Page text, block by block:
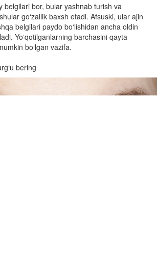
belgilari bor, bular yashnab turish va
go‘zallik baxsh etadi. Afsuski, ular ajin
belgilari paydo bo‘lishidan ancha oldin
Yo‘qotilganlarning barchasini qayta
bo‘lgan vazifa.
bering